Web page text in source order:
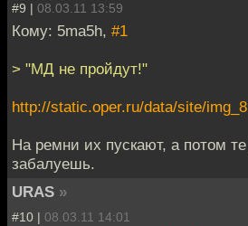
#9 | 08.03.11 13:59
Кому: 5ma5h, #1
> "МД не пройдут!"
http://static.oper.ru/data/site/
На ремни их пускают, а потом
забалуешь.
URAS »
#10 | 08.03.11 14:01